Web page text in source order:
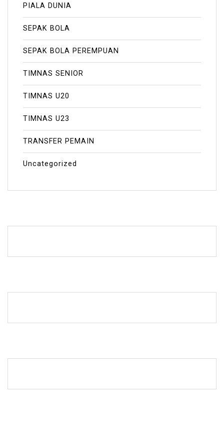
PIALA DUNIA
SEPAK BOLA
SEPAK BOLA PEREMPUAN
TIMNAS SENIOR
TIMNAS U20
TIMNAS U23
TRANSFER PEMAIN
Uncategorized